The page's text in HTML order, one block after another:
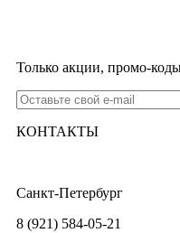
Только акции, промо-
КОНТАКТЫ
Санкт-Петербург
8 (921) 584-05-21